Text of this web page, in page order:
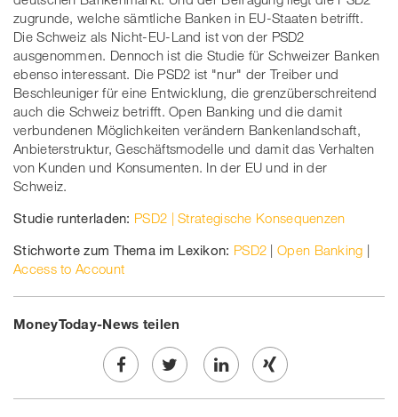
zugrunde, welche sämtliche Banken in EU-Staaten betrifft.
Die Schweiz als Nicht-EU-Land ist von der PSD2
ausgenommen. Dennoch ist die Studie für Schweizer Banken
ebenso interessant. Die PSD2 ist "nur" der Treiber und
Beschleuniger für eine Entwicklung, die grenzüberschreitend
auch die Schweiz betrifft. Open Banking und die damit
verbundenen Möglichkeiten verändern Bankenlandschaft,
Anbieterstruktur, Geschäftsmodelle und damit das Verhalten
von Kunden und Konsumenten. In der EU und in der
Schweiz.
Studie runterladen: PSD2 | Strategische Konsequenzen
Stichworte zum Thema im Lexikon: PSD2 |Open Banking |
Access to Account
MoneyToday-News teilen
Share Twe
Share Share